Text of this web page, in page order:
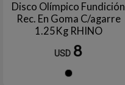
Disco Olímpico Fundición
Rec. En Goma C/agarre
1.25Kg RHINO
USD 8